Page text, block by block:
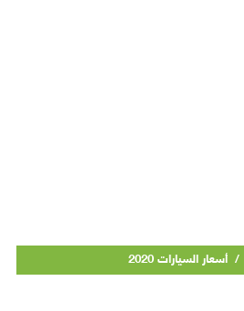
/ أسعار السيارات 2020